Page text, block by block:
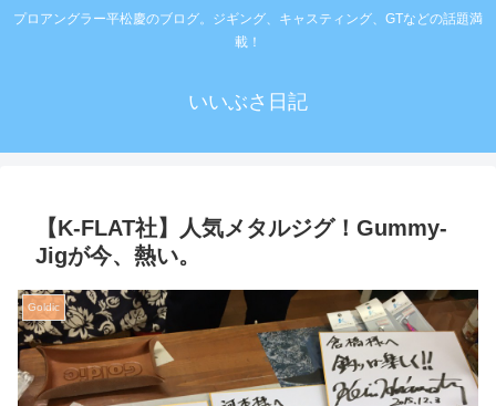
プロアングラー平松慶のブログ。ジギング、キャスティング、GTなどの話題満
載！
いいぶさ日記
【K-FLAT社】人気メタルジグ！Gummy-
Jigが今、熱い。
Goldic